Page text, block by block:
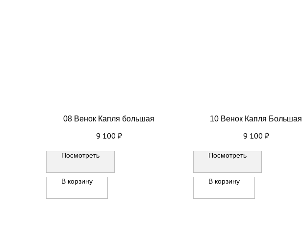
08 Венок Капля большая
9 100 ₽
Посмотреть
В корзину
10 Венок Капля Большая
9 100 ₽
Посмотреть
В корзину